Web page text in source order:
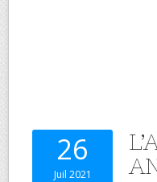
26
Juil 2021